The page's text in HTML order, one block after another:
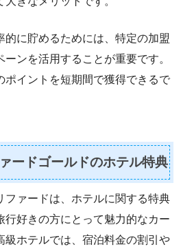
的に貯めるためには、特定の加盟
ンを活用することが重要です。
ポイントを短期間で獲得できるで
ードゴールドのホテル特典
ファードは、ホテルに関する特典
行好きの方にとって魅力的なカー
級ホテルでは、宿泊料金の割引や